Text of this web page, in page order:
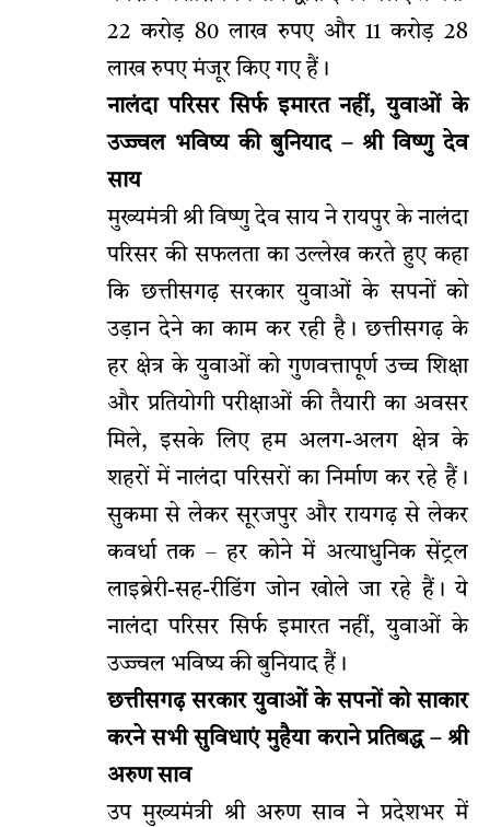
22 करोड़ 80 लाख रुपए और 11 करोड़ 28
लाख रुपए मंजूर किए गए हैं।
नालंदा परिसर सिर्फ इमारत नहीं, युवाओं के
उज्ज्वल भविष्य की बुनियाद – श्री विष्णु देव
साय
मुख्यमंत्री श्री विष्णु देव साय ने रायपुर के नालंदा
परिसर की सफलता का उल्लेख करते हुए कहा
कि छत्तीसगढ़ सरकार युवाओं के सपनों को
उड़ान देने का काम कर रही है। छत्तीसगढ़ के
हर क्षेत्र के युवाओं को गुणवत्तापूर्ण उच्च शिक्षा
और प्रतियोगी परीक्षाओं की तैयारी का अवसर
मिले, इसके लिए हम अलग-अलग क्षेत्र के
शहरों में नालंदा परिसरों का निर्माण कर रहे हैं।
सुकमा से लेकर सूरजपुर और रायगढ़ से लेकर
कवर्धा तक – हर कोने में अत्याधुनिक सेंट्रल
लाइब्रेरी-सह-रीडिंग जोन खोले जा रहे हैं। ये
नालंदा परिसर सिर्फ इमारत नहीं, युवाओं के
उज्ज्वल भविष्य की बुनियाद हैं।
छत्तीसगढ़ सरकार युवाओं के सपनों को साकार
करने सभी सुविधाएं मुहैया कराने प्रतिबद्ध – श्री
अरुण साव
उप मुख्यमंत्री श्री अरुण साव ने प्रदेशभर में